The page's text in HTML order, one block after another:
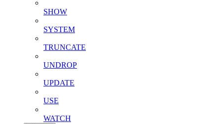
SHOW
SYSTEM
TRUNCATE
UNDROP
UPDATE
USE
WATCH